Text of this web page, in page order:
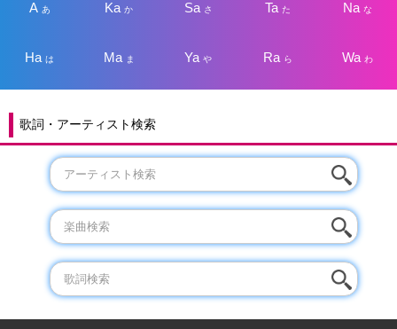
A あ Kaか Sa さ Taた Na な
Haは Ma ま Yaや Ra ら Wa わ
歌詞・アーティスト検索